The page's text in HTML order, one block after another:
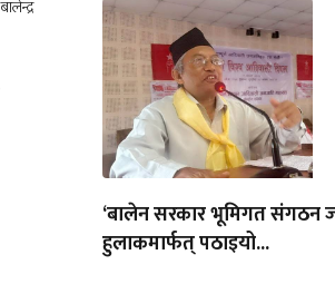
‘बालेन सरकार भूमिगत संगठन
हुलाकमार्फत् पठाइयो...